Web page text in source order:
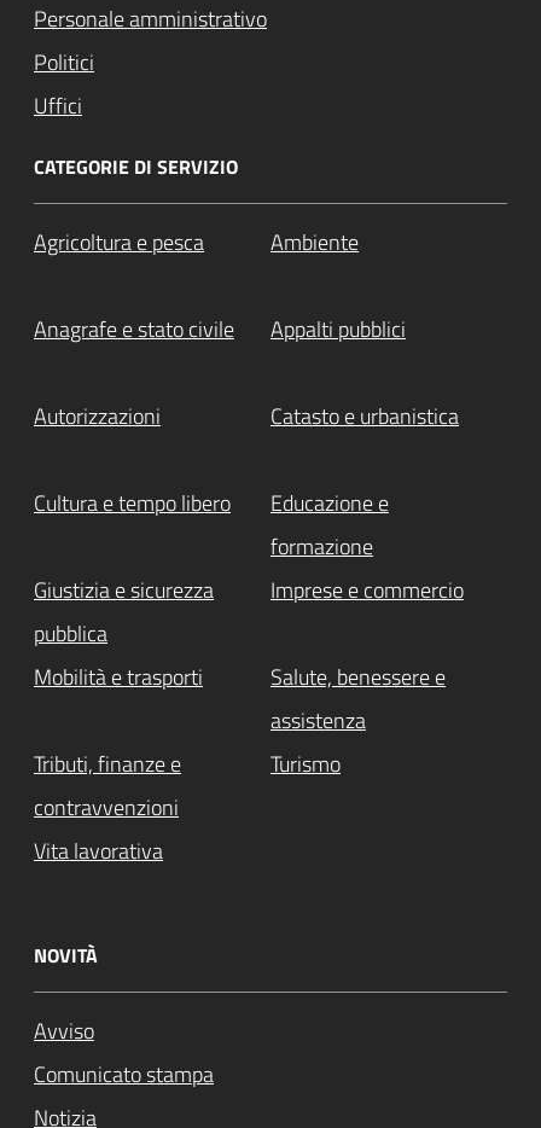
Personale amministrativo
Politici
Uffici
CATEGORIE DI SERVIZIO
Agricoltura e pesca Ambiente
Anagrafe e stato civile Appalti pubblici
Autorizzazioni Catasto e urbanistica
Cultura e tempo libero
Educazione e
formazione
Giustizia e sicurezza
pubblica
Imprese e commercio
Mobilità e trasporti
Salute, benessere e
assistenza
Tributi, finanze e
contravvenzioni
Turismo
Vita lavorativa
NOVITÀ
Avviso
Comunicato stampa
Notizia